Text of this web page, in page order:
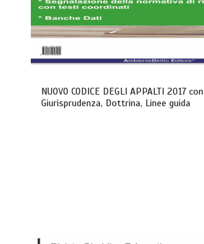
NUOVO CODICE DEGLI APPALTI 2017 con
Giurisprudenza, Dottrina, Linee guida